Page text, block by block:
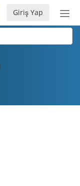
aç/
Giriş Yap